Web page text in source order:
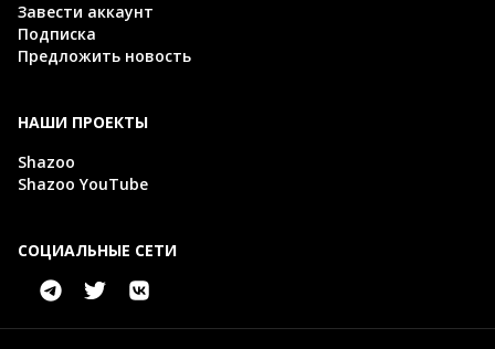
Завести аккаунт
Подписка
Предложить новость
НАШИ ПРОЕКТЫ
Shazoo
Shazoo YouTube
СОЦИАЛЬНЫЕ СЕТИ